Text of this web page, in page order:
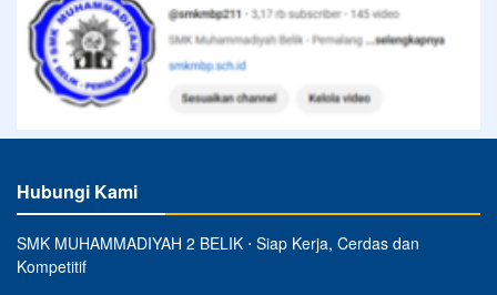
Hubungi Kami
SMK MUHAMMADIYAH 2 BELIK ⋅ Siap Kerja, Cerdas dan
Kompetitif